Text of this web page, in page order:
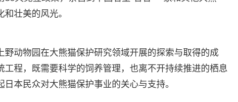
壮美的风光。
动物园在大熊猫保护研究领域开展的探索与取得的成
程，既需要科学的饲养管理，也离不开持续推进的栖息
本民众对大熊猫保护事业的关心与支持。